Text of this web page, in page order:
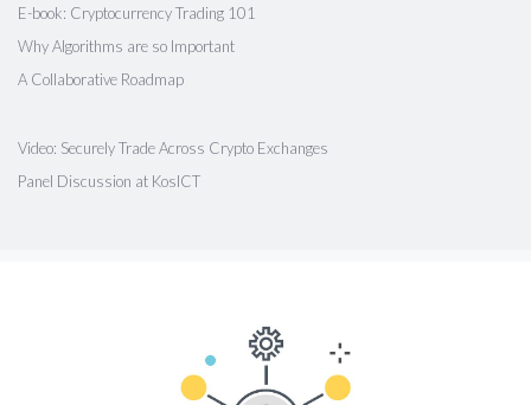
E-book: Cryptocurrency Trading 101
Why Algorithms are so Important
A Collaborative Roadmap
Video: Securely Trade Across Crypto Exchanges
Panel Discussion at KosICT